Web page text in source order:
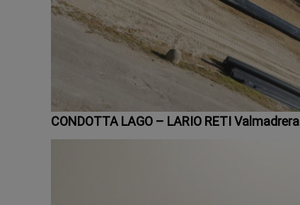
CONDOTTA LAGO – LARIO RETI Valmadrera